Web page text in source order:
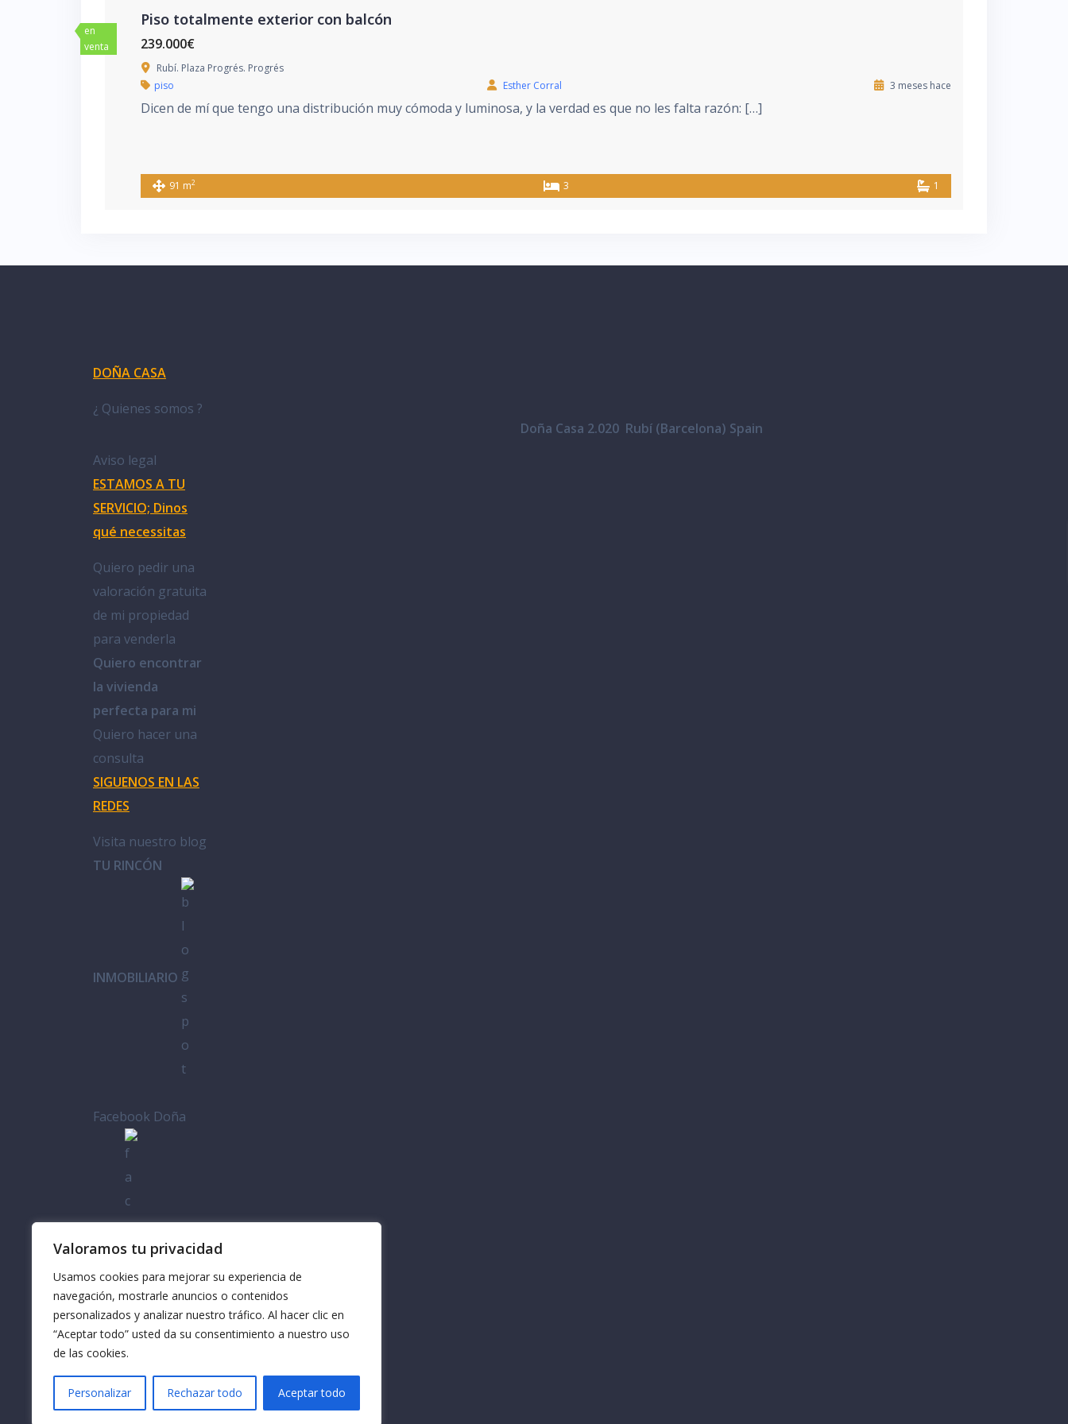
Valoramos tu privacidad
Usamos cookies para mejorar su experiencia de
navegación, mostrarle anuncios o contenidos
personalizados y analizar nuestro tráfico. Al hacer clic en
“Aceptar todo” usted da su consentimiento a nuestro uso
de las cookies.
Personalizar Rechazar todo Aceptar todo
en
venta
Piso totalmente exterior con balcón
239.000€
Rubí. Plaza Progrés. Progrés
piso
Esther Corral 3 meses hace
Dicen de mí que tengo una distribución muy cómoda y luminosa, y la verdad es que no les falta razón: […]
91 m2 3 1
DOÑA CASA
¿ Quienes somos ?
Aviso legal
ESTAMOS A TU
SERVICIO; Dinos
qué necessitas
Quiero pedir una
valoración gratuita
de mi propiedad
para venderla
Quiero encontrar
la vivienda
perfecta para mi
Quiero hacer una
consulta
SIGUENOS EN LAS
REDES
Visita nuestro blog
TU RINCÓN
INMOBILIARIO
Facebook Doña